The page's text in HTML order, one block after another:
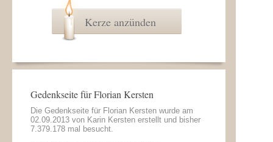
Kerze anzünden
Gedenkseite für Florian Kersten
Die Gedenkseite für Florian Kersten wurde am
02.09.2013 von Karin Kersten erstellt und bisher
7.379.178 mal besucht.